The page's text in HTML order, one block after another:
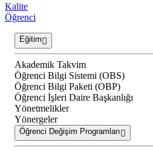
Kalite
Öğrenci
Eğitim
Akademik Takvim
Öğrenci Bilgi Sistemi (OBS)
Öğrenci Bilgi Paketi (OBP)
Öğrenci İşleri Daire Başkanlığı
Yönetmelikler
Yönergeler
Öğrenci Değişim Programları